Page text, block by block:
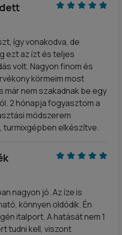
így vonakodva, de
ezt az ízt és teljes
volt. Nagyon finom és
körmeim most
már nem szakadnak be egy
2 hónapja fogyasztom a
módszerem
turmixgépben elkészítve.
nagyon jó. Az íze is
könnyen oldódik. Én
italport. A hatását nem 1
tudni kell, viszont